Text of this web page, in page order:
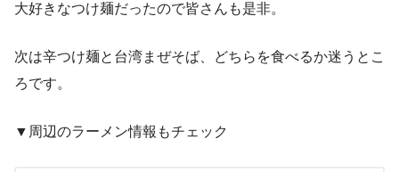
大好きなつけ麺だったので皆さんも是非。
次は辛つけ麺と台湾まぜそば、どちらを食べるか迷うとこ
ろです。
▼周辺のラーメン情報もチェック